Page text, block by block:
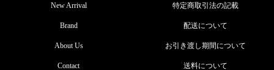
New Arrival
Brand
About Us
Contact
特定商取引法の記載
配送について
お引き渡し期間について
送料について